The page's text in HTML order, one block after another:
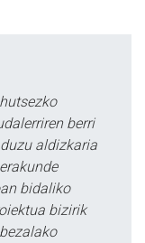
berri
aldizkaria
bidaliko
bizirik